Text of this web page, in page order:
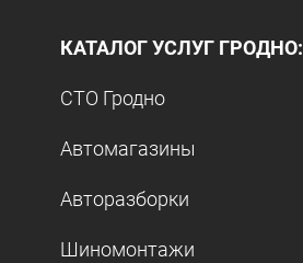
КАТАЛОГ УСЛУГ ГРОДНО:
СТО Гродно
Автомагазины
Авторазборки
Шиномонтажи